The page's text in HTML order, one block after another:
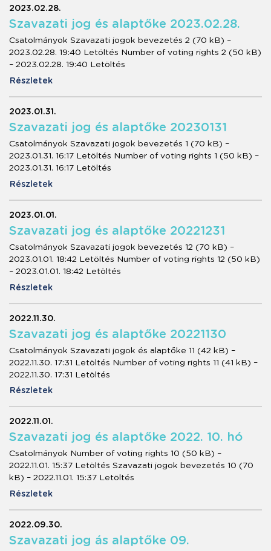
2023.02.28.
Szavazati jog és alaptőke 2023.02.28.
Csatolmányok Szavazati jogok bevezetés 2 (70 kB) –
2023.02.28. 19:40 Letöltés Number of voting rights 2 (50 kB)
– 2023.02.28. 19:40 Letöltés
Részletek
2023.01.31.
Szavazati jog és alaptőke 20230131
Csatolmányok Szavazati jogok bevezetés 1 (70 kB) –
2023.01.31. 16:17 Letöltés Number of voting rights 1 (50 kB) –
2023.01.31. 16:17 Letöltés
Részletek
2023.01.01.
Szavazati jog és alaptőke 20221231
Csatolmányok Szavazati jogok bevezetés 12 (70 kB) –
2023.01.01. 18:42 Letöltés Number of voting rights 12 (50 kB)
– 2023.01.01. 18:42 Letöltés
Részletek
2022.11.30.
Szavazati jog és alaptőke 20221130
Csatolmányok Szavazati jogok és alaptőke 11 (42 kB) –
2022.11.30. 17:31 Letöltés Number of voting rights 11 (41 kB) –
2022.11.30. 17:31 Letöltés
Részletek
2022.11.01.
Szavazati jog és alaptőke 2022. 10. hó
Csatolmányok Number of voting rights 10 (50 kB) –
2022.11.01. 15:37 Letöltés Szavazati jogok bevezetés 10 (70
kB) – 2022.11.01. 15:37 Letöltés
Részletek
2022.09.30.
Szavazati jog ás alaptőke 09.